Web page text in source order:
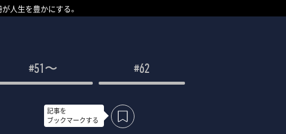
人生を豊かにする。
#51〜 #62
記事を
ブックマークする